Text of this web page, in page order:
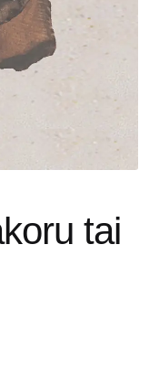
tason
valikko
valikko
tai